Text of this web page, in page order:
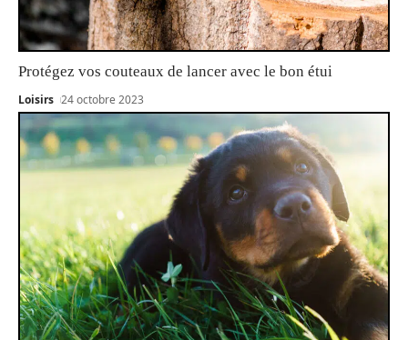
Protégez vos couteaux de lancer avec le bon étui
Loisirs 24 octobre 2023